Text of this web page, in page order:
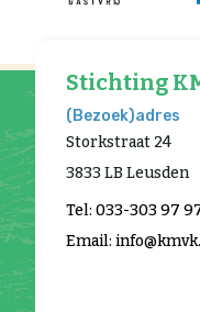
Stichting
(Bezoek)adres
Storkstraat 24
3833 LB Leusden
Tel: 033-303 97
Email: